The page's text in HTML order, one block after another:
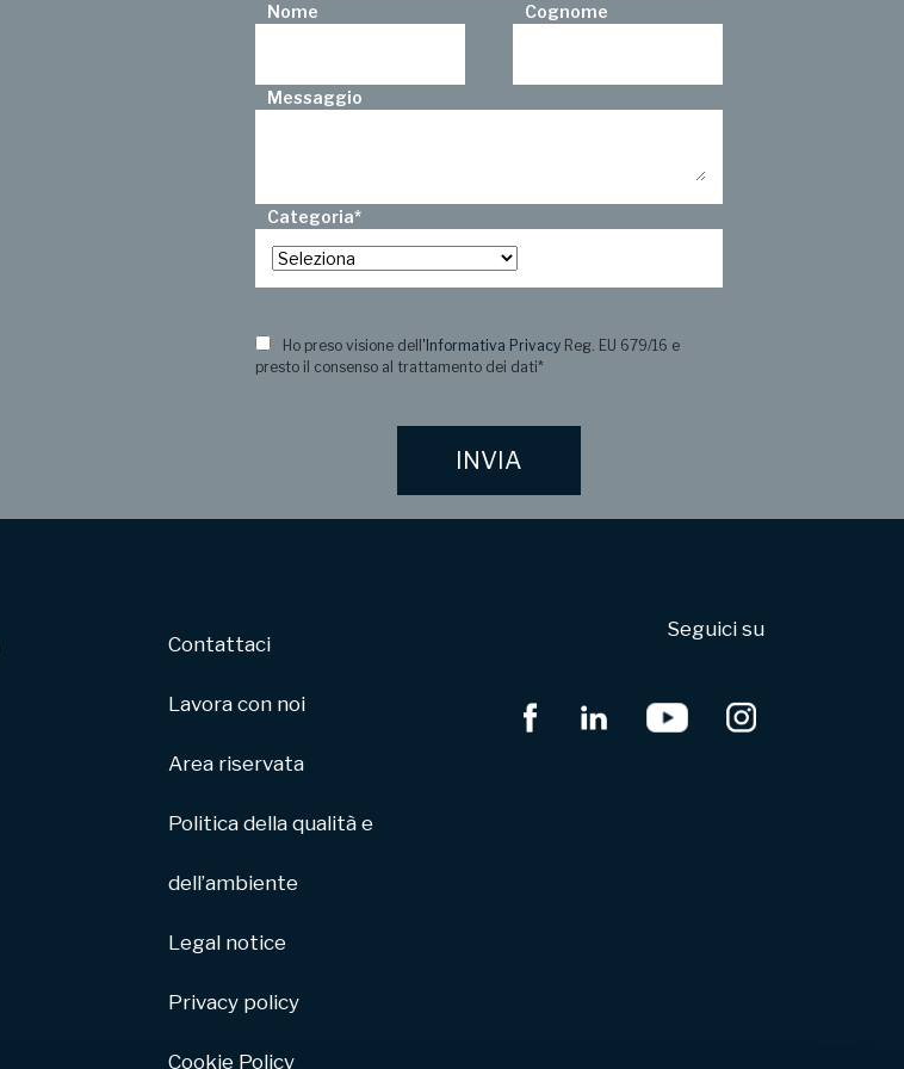
Nome Cognome
Messaggio
Categoria*
Ho preso visione dell 'Informativa PrivacyReg. EU 679/16 e
presto il consenso al trattamento dei dati*
Contattaci
Lavora con noi
Area riservata
Politica della qualità e
dell’ambiente
Legal notice
Privacy policy
Cookie Policy
Seguici su